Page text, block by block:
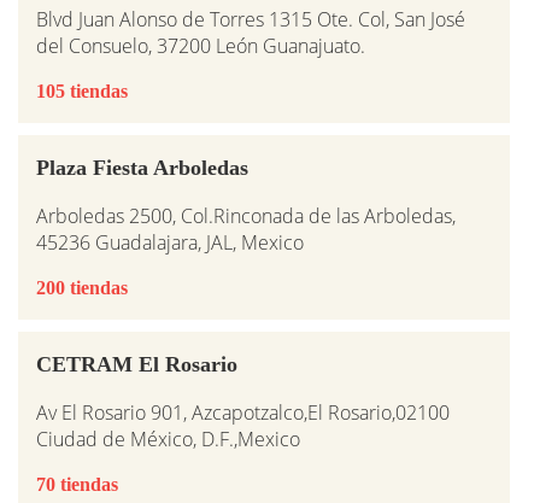
Blvd Juan Alonso de Torres 1315 Ote. Col, San José
del Consuelo, 37200 León Guanajuato.
105 tiendas
Plaza Fiesta Arboledas
Arboledas 2500, Col.Rinconada de las Arboledas,
45236 Guadalajara, JAL, Mexico
200 tiendas
CETRAM El Rosario
Av El Rosario 901, Azcapotzalco,El Rosario,02100
Ciudad de México, D.F.,Mexico
70 tiendas